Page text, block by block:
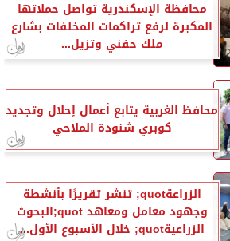
محافظة الإسكندرية تواصل حملاتها
المكبرة لرفع تراكمات المخلفات بشارع
ملك حفني وتزيل...
محافظ الغربية يتابع أعمال إحلال وتجديد
كوبري شنودة الملاحي
الزراعةquot; تنشر تقريرًا بأنشطة
وجهود معامل ومعاهد quot;البحوث
الزراعيةquot; خلال الأسبوع الأول...